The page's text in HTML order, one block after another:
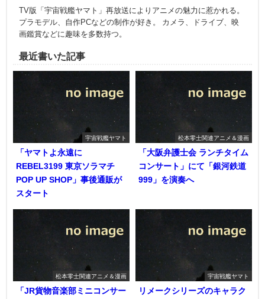
TV版「宇宙戦艦ヤマト」再放送によりアニメの魅力に惹かれる。
プラモデル、自作PCなどの制作が好き。 カメラ、ドライブ、映
画鑑賞などに趣味を多数持つ。
最近書いた記事
宇宙戦艦ヤマト
「ヤマトよ永遠に
REBEL3199 東京ソラマチ
POP UP SHOP」事後通販が
スタート
松本零士関連アニメ＆漫画
「大阪弁護士会 ランチタイム
コンサート」にて「銀河鉄道
999」を演奏へ
松本零士関連アニメ＆漫画
「JR貨物音楽部ミニコンサー
宇宙戦艦ヤマト
リメークシリーズのキャラク